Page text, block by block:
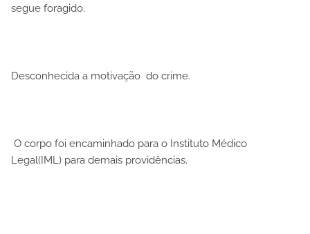
segue foragido.
Desconhecida a motivação do crime.
O corpo foi encaminhado para o Instituto Médico
Legal(IML) para demais providências.